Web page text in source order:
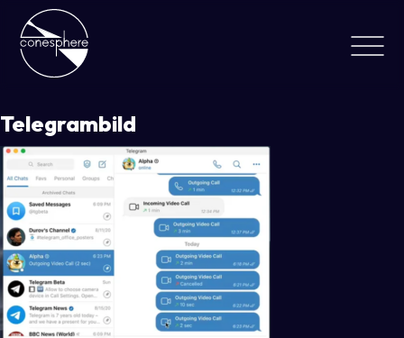
Telegrambild